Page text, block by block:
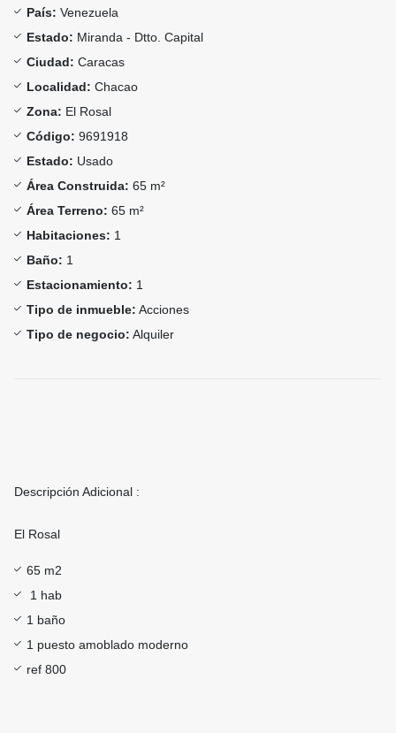
País: Venezuela
Estado: Miranda - Dtto. Capital
Ciudad: Caracas
Localidad: Chacao
Zona: El Rosal
Código: 9691918
Estado: Usado
Área Construida: 65 m²
Área Terreno: 65 m²
Habitaciones: 1
Baño: 1
Estacionamiento: 1
Tipo de inmueble: Acciones
Tipo de negocio: Alquiler
Descripción Adicional :
El Rosal
65 m2
1 hab
1 baño
1 puesto amoblado moderno
ref 800